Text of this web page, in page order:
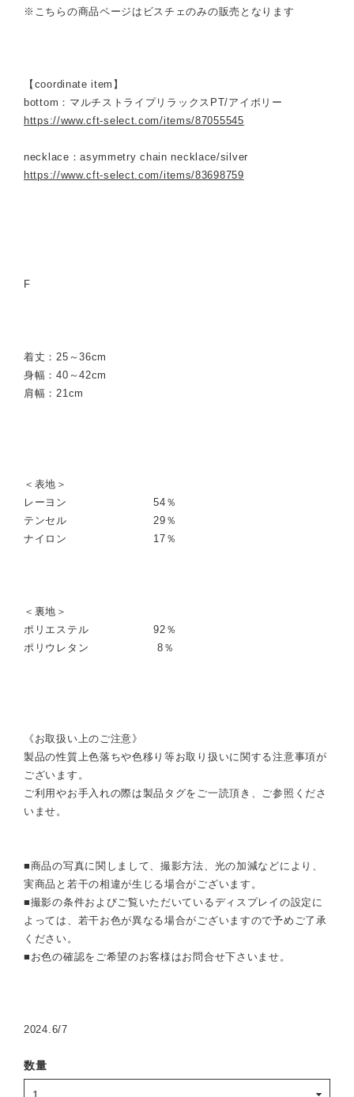
※こちらの商品ページはビスチェのみの販売となります
【coordinate item】
bottom：マルチストライプリラックスPT/アイボリー
https://www.cft-select.com/items/87055545
necklace：asymmetry chain necklace/silver
https://www.cft-select.com/items/83698759
F
着丈：25～36cm
身幅：40～42cm
肩幅：21cm
＜表地＞
レーヨン 54％
テンセル 29％
ナイロン 17％
＜裏地＞
ポリエステル 92％
ポリウレタン 8％
《お取扱い上のご注意》
製品の性質上色落ちや色移り等お取り扱いに関する注意事項が
ございます。
ご利用やお手入れの際は製品タグをご一読頂き、ご参照くださ
いませ。
■商品の写真に関しまして、撮影方法、光の加減などにより、
実商品と若干の相違が生じる場合がございます。
■撮影の条件およびご覧いただいているディスプレイの設定に
よっては、若干お色が異なる場合がございますので予めご了承
ください。
■お色の確認をご希望のお客様はお問合せ下さいませ。
2024.6/7
数量